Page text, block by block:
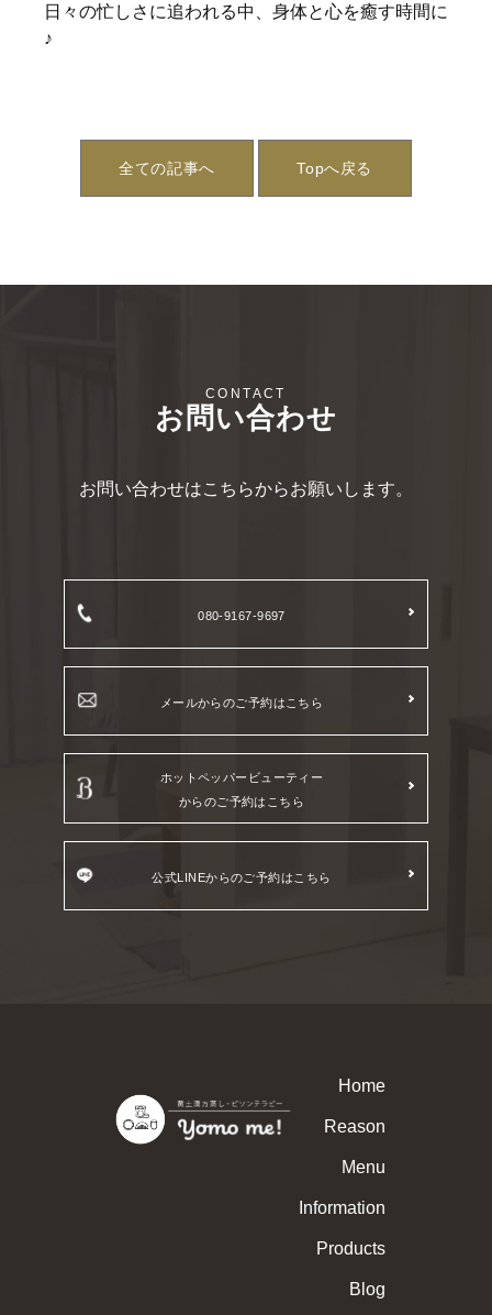
日々の忙しさに追われる中、身体と心を癒す時間に
♪
全ての記事へ Topへ戻る
お問い合わせ
お問い合わせはこちらからお願いします。
080-9167-9697
メールからのご予約はこちら
ホットペッパービューティー
からのご予約はこちら
公式LINEからのご予約はこちら
Home
Reason
Menu
Information
Products
Blog